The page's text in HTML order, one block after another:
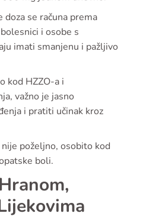
se računa prema
i osobe s
imati smanjenu i pažljivo
kod HZZO-a i
važno je jasno
i pratiti učinak kroz
poželjno, osobito kod
boli.